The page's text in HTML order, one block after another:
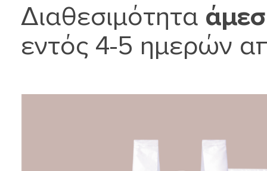
Διαθεσιμότητα
εντός 4-5 ημερών